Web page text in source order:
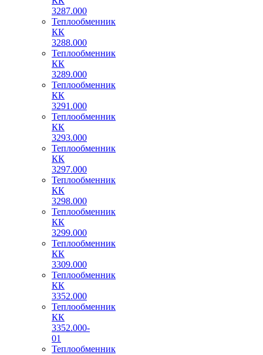
3287.000
Теплообменник
КК
3288.000
Теплообменник
КК
3289.000
Теплообменник
КК
3291.000
Теплообменник
КК
3293.000
Теплообменник
КК
3297.000
Теплообменник
КК
3298.000
Теплообменник
КК
3299.000
Теплообменник
КК
3309.000
Теплообменник
КК
3352.000
Теплообменник
КК
3352.000-
01
Теплообменник